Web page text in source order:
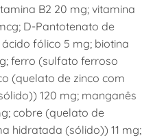
B2 20 mg; vitamina
D-Pantotenato de
fólico 5 mg; biotina
ferro (sulfato ferroso
(quelato de zinco com
120 mg; manganês
cobre (quelato de
hidratada (sólido)) 11 mg;